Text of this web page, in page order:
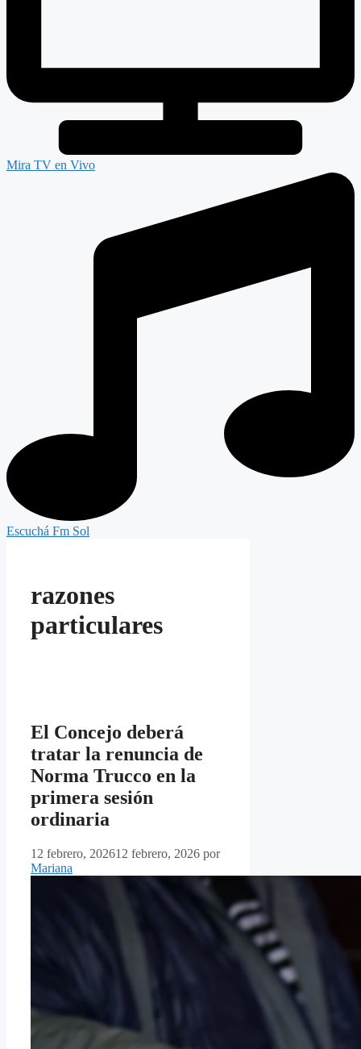
Mira TV en Vivo
Escuchá Fm Sol
razones
particulares
El Concejo deberá
tratar la renuncia de
Norma Trucco en la
primera sesión
ordinaria
12 febrero, 202612 febrero, 2026 por
Mariana